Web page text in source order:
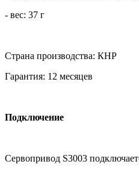
- вес: 37 г
Страна производства: КНР
Гарантия: 12 месяцев
Подключение
Сервопривод S3003